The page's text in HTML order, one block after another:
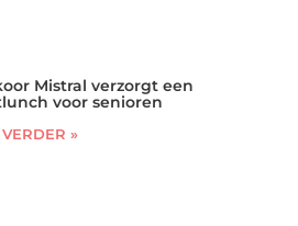
Mistral verzorgt een
voor senioren
VERDER »